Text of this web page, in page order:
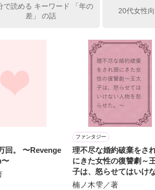
なぜか想像以上に甘くて……🐥💓🦅
です。
た〜良かったら読んで頂けると嬉しいです。
で読める キーワード 「年の
差」 の話
20代女性
〜
ファンタジー
理不尽な婚約破棄をさ
にきた女性の復讐劇～
子は、怒らせてはいけ
人物を怒らせた。～
楠ノ木雫／著